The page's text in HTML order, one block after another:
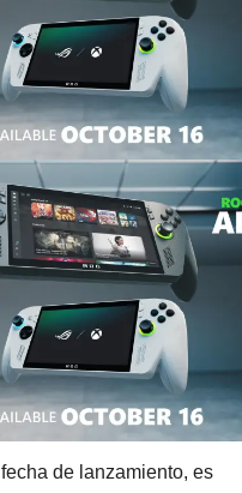
de lanzamiento, es